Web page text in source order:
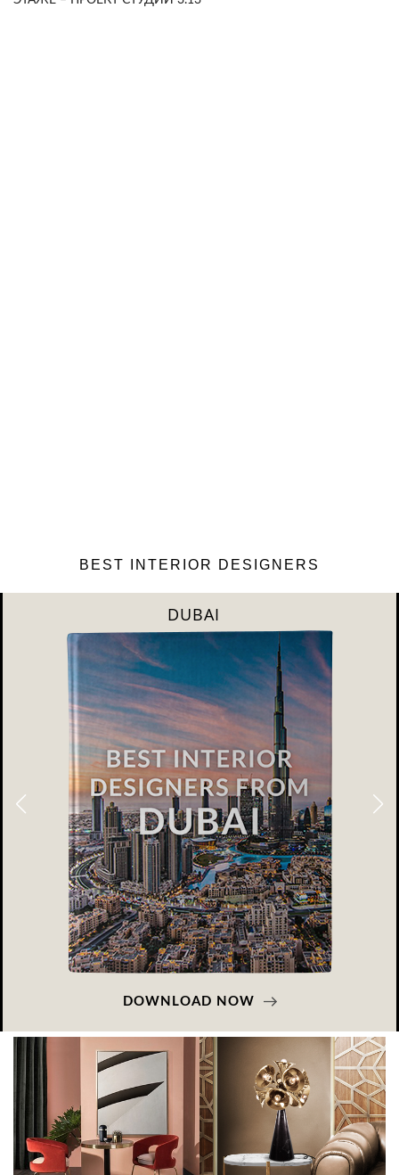
BEST INTERIOR DESIGNERS
SHANGAI
DOWNLOAD NOW